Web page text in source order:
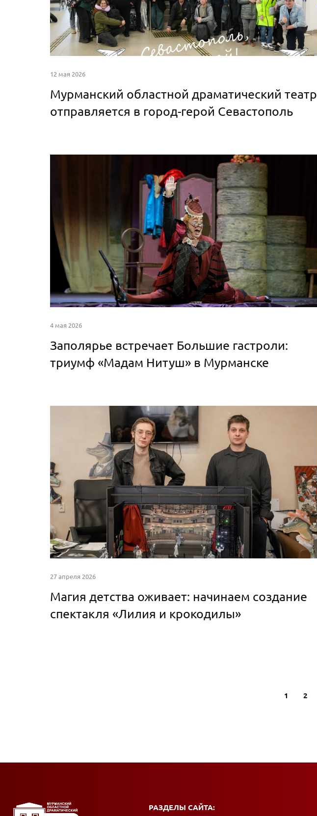
12 мая 2026
Мурманский областной драматический театр
отправляется в город-герой Севастополь
4 мая 2026
Заполярье встречает Большие гастроли:
триумф «Мадам Нитуш» в Мурманске
27 апреля 2026
Магия детства оживает: начинаем создание
спектакля «Лилия и крокодилы»
1 2
РАЗДЕЛЫ САЙТА: